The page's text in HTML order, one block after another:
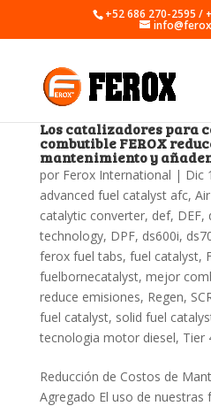
+52 686 270-2595 /
Los catalizadores para
combutible FEROX
mantenimiento y
por Ferox International | Dic
advanced fuel catalyst afc,
catalytic converter, def, DEF,
technology, DPF, ds600i,
ferox fuel tabs, fuel catalyst,
fuelbornecatalyst, mejor
reduce emisiones, Regen,
fuel catalyst, solid fuel
tecnologia motor diesel, Tier
Reducción de Costos de
Agregado El uso de nuestras